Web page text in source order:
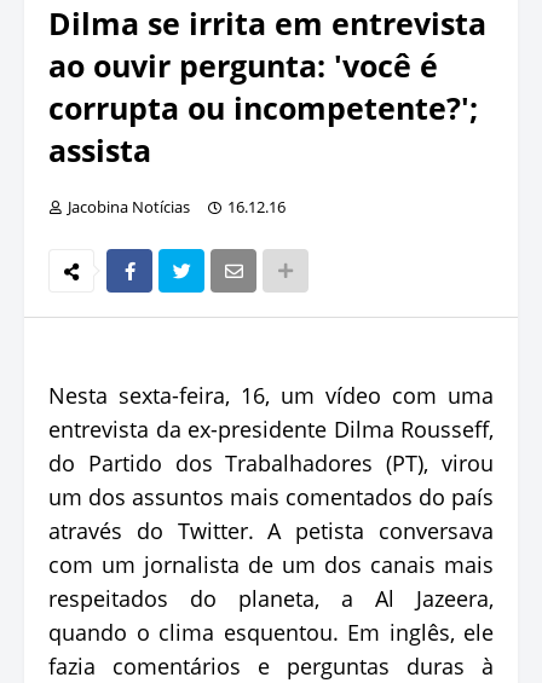
Dilma se irrita em entrevista
ao ouvir pergunta: 'você é
corrupta ou incompetente?';
assista
Jacobina Notícias 16.12.16
Nesta sexta-feira, 16, um vídeo com uma
entrevista da ex-presidente Dilma Rousseff,
do Partido dos Trabalhadores (PT), virou
um dos assuntos mais comentados do país
através do Twitter. A petista conversava
com um jornalista de um dos canais mais
respeitados do planeta, a Al Jazeera,
quando o clima esquentou. Em inglês, ele
fazia comentários e perguntas duras à